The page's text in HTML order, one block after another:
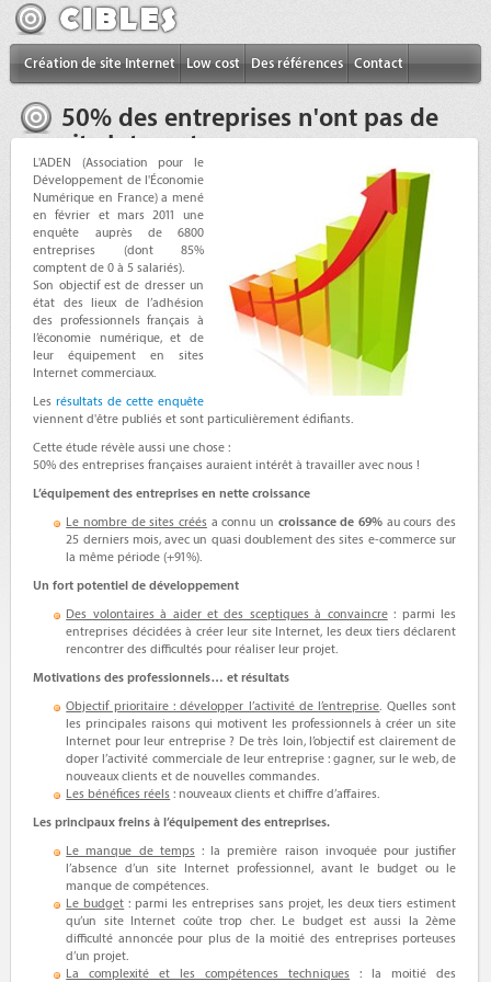
Création de site Internet Low cost Des références Contact
50% des entreprises n'ont pas de
site Internet
L'ADEN (Association pour le
Développement de l'Économie
Numérique en France) a mené
en février et mars 2011 une
enquête auprès de 6800
entreprises (dont 85%
comptent de 0 à 5 salariés).
Son objectif est de dresser un
état des lieux de l’adhésion
des professionnels français à
l’économie numérique, et de
leur équipement en sites
Internet commerciaux.
Lesrésultats de cette enquête
viennent d'être publiés et sont particulièrement édifiants.
Cette étude révèle aussi une chose :
50% des entreprises françaises auraient intérêt àtravailler avec nous !
L’équipement des entreprises en nette croissance
Le nombre de sites créés a connu un croissance de 69% au cours des
25 derniers mois, avec un quasi doublement dessites e-commercesur
la même période (+91%).
Un fort potentiel de développement
Des volontaires à aider et des sceptiques à convaincre: parmi les
entreprises décidées à créer leur site Internet, les deux tiers déclarent
rencontrer des difficultés pour réaliser leur projet.
Motivations des professionnels… et résultats
Objectif prioritaire : développer l’activité de l’entreprise. Quelles sont
les principales raisons qui motivent les professionnels àcréer un site
Internet pour leur entreprise ? De très loin, l’objectif est clairement de
doper l’activité commerciale de leur entreprise : gagner, sur le web, de
nouveaux clients et de nouvelles commandes.
Les bénéfices réels : nouveaux clients et chiffre d’affaires.
Les principaux freins à l’équipement des entreprises.
Le manque de temps : la première raison invoquée pour justifier
l’absence d’un site Internet professionnel, avant le budget ou le
manque de compétences.
Le budget : parmi les entreprises sans projet, les deux tiers estiment
qu’un site Internet coûte trop cher. Le budget est aussi la 2ème
difficulté annoncée pour plus de la moitié des entreprises porteuses
d’un projet.
La complexité et les compétences techniques : la moitié des